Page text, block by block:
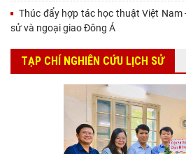
sử và ngoại giao Đông Á
TẠP CHÍ NGHIÊN CỨU LỊCH SỬ